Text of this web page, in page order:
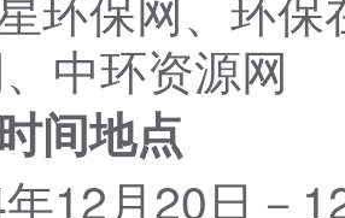
中环资源网
间地点
12月20日－